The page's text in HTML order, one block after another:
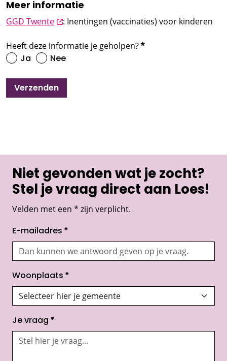
Meer informatie
GGD Twenteopent nieuw scherm
: Inentingen (vaccinaties) voor kinderen
Heeft deze informatie je geholpen?*
Ja Nee
Verzenden
Niet gevonden wat je zocht?
Stel je vraag direct aan Loes!
Velden met een * zijn verplicht.
E-mailadres *
Woonplaats *
Je vraag *